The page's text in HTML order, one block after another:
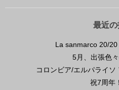
最近
La sanmarco 20/
5月、出張色
コロンビア/エルパライ
祝7周年